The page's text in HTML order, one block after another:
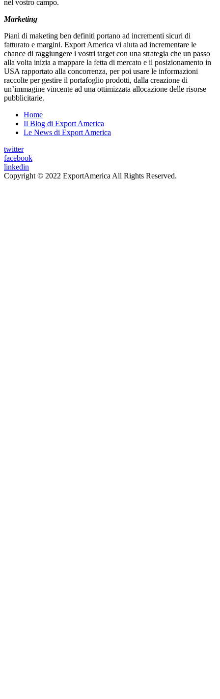
nel vostro campo.
Marketing
Piani di maketing ben definiti portano ad incrementi sicuri di
fatturato e margini. Export America vi aiuta ad incrementare le
chance di raggiungere i vostri target con una strategia che un passo
alla volta inizia a mappare la fetta di mercato e il posizionamento in
USA rapportato alla concorrenza, per poi usare le informazioni
raccolte per gestire il portafoglio prodotti, dalla creazione di
un’immagine vincente ad una ottimizzata allocazione delle risorse
pubblicitarie.
Home
Il Blog di Export America
Le News di Export America
twitter
facebook
linkedin
Copyright © 2022 ExportAmerica All Rights Reserved.